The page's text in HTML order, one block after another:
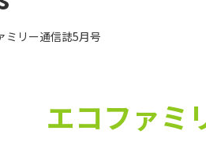
ミリー通信誌5月号
エコファミ